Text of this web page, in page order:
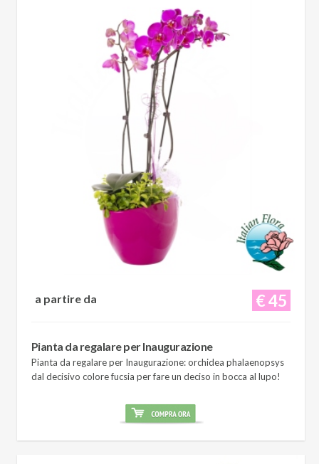
€ 45
a partire da
Pianta da regalare per Inaugurazione
Pianta da regalare per Inaugurazione: orchidea phalaenopsys
dal decisivo colore fucsia per fare un deciso in bocca al lupo!